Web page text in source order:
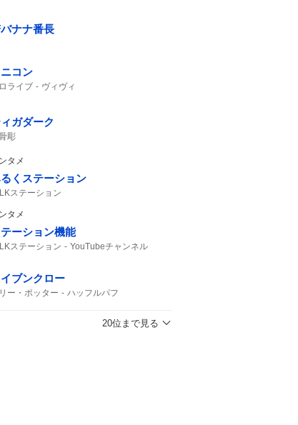
ナナ番長
コン
ライブ ヴィヴィ
ガダーク
彫
タメ
くステーション
ステーション
タメ
ーション機能
ステーション
YouTubeチャンネル
ブンクロー
ー・ポッター
ハッフルパフ
20位まで見る